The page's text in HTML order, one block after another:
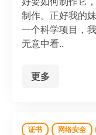
制作。正好我的
一个科学项目，
无意中看..
更多
证书 网络安全